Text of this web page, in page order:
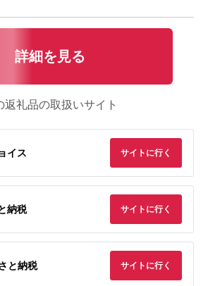
詳細を見る
返礼品の取扱いサイト
イス サイトに行く
納税 サイトに行く
と納税 サイトに行く